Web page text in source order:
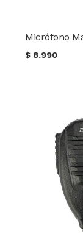
$ 8.990